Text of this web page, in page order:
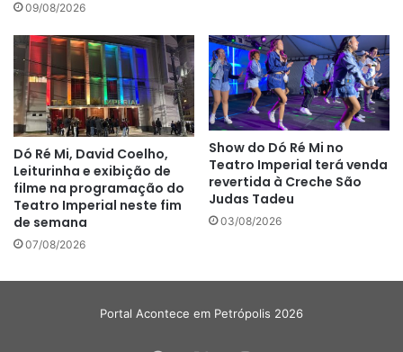
09/08/2026
Dó Ré Mi, David Coelho,
Leiturinha e exibição de
filme na programação do
Teatro Imperial neste fim
de semana
07/08/2026
Show do Dó Ré Mi no
Teatro Imperial terá venda
revertida à Creche São
Judas Tadeu
03/08/2026
Portal Acontece em Petrópolis 2026